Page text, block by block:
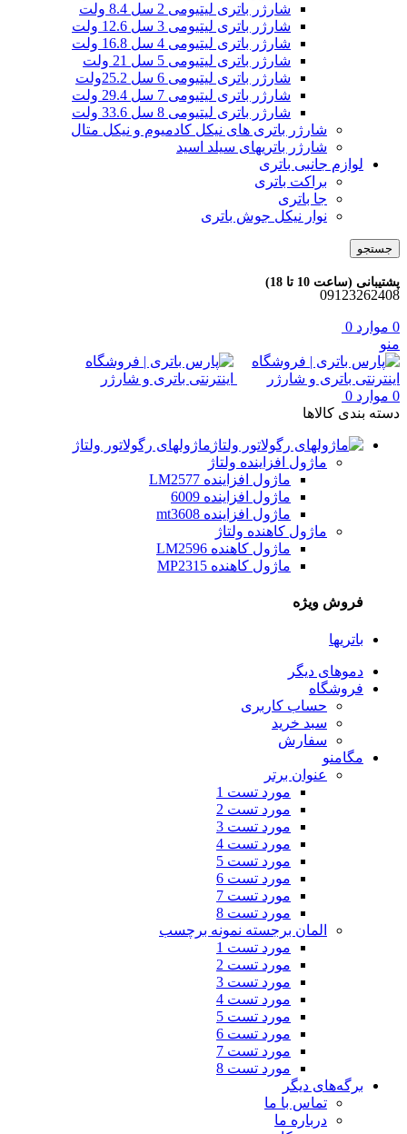
شارژر باتری لیتیومی 2 سل 8.4 ولت
شارژر باتری لیتیومی 3 سل 12.6 ولت
شارژر باتری لیتیومی 4 سل 16.8 ولت
شارژر باتری لیتیومی 5 سل 21 ولت
شارژر باتری لیتیومی 6 سل 25.2ولت
شارژر باتری لیتیومی 7 سل 29.4 ولت
شارژر باتری لیتیومی 8 سل 33.6 ولت
شارژر باتری های نیکل کادمیوم و نیکل متال
شارژر باتریهای سیلد اسید
لوازم جانبی باتری
براکت باتری
جا باتری
نوار نیکل جوش باتری
جستجو
پشتیبانی (ساعت 10 تا 18)
09123262408
0 موارد 0
منو
0 موارد 0
دسته بندی کالاها
ماژولهای رگولاتور ولتاژ
ماژول افزاینده ولتاژ
ماژول افزاینده LM2577
ماژول افزاینده 6009
ماژول افزاینده mt3608
ماژول کاهنده ولتاژ
ماژول کاهنده LM2596
ماژول کاهنده MP2315
فروش ویژه
باتریها
دموهای دیگر
فروشگاه
حساب کاربری
سبد خرید
سفارش
مگامنو
عنوان برتر
مورد تست 1
مورد تست 2
مورد تست 3
مورد تست 4
مورد تست 5
مورد تست 6
مورد تست 7
مورد تست 8
المان برجسته نمونه برچسب
مورد تست 1
مورد تست 2
مورد تست 3
مورد تست 4
مورد تست 5
مورد تست 6
مورد تست 7
مورد تست 8
برگه‌های دیگر
تماس با ما
درباره ما